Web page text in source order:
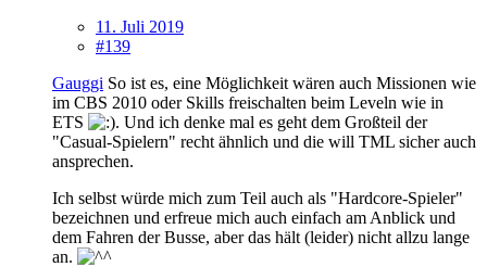
11. Juli 2019
#139
Gauggi So ist es, eine Möglichkeit wären auch Missionen wie
im CBS 2010 oder Skills freischalten beim Leveln wie in
ETS
. Und ich denke mal es geht dem Großteil der
"Casual-Spielern" recht ähnlich und die will TML sicher auch
ansprechen.
Ich selbst würde mich zum Teil auch als "Hardcore-Spieler"
bezeichnen und erfreue mich auch einfach am Anblick und
dem Fahren der Busse, aber das hält (leider) nicht allzu lange
an.